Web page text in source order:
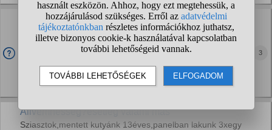
Mi a véleményetek az AdTab macskáknak való bolha
és kullancsirtó tablettáról?
Bolhás lett a cicám, 16 darab bolhát szedtünk ki belőle.
Benti cica,valószínűleg sétáltatás során ugorhatott bele.
Nagyon vakarózik szegény,és már engem is elkezdtek
csípni. Kapott spot...
Macskák
3
Állvemhesség?esetleg valami más
Sziasztok,mentett kutyánk 13éves,panelban lakunk 3xegy